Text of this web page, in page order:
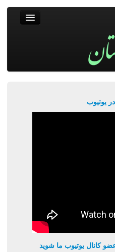
یوتیوب
کانال یوتیوب ما شوید